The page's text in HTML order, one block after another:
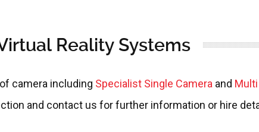
Reality Systems
camera including Specialist Single Camera and
and contact us for further information or hire